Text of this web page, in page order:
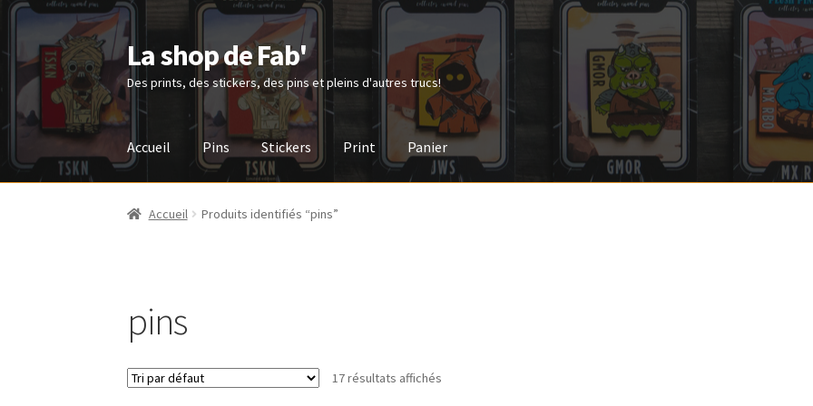
Aller
à
la
navigation
Aller
au
contenu
La shop de Fab'
Des prints, des stickers, des pins et pleins d'autres trucs!
Accueil Pins Stickers Print Panier
Accueil #93 (pas de titre)Mon compte
Accueil Produits identifiés “pins”
pins
17 résultats affichés